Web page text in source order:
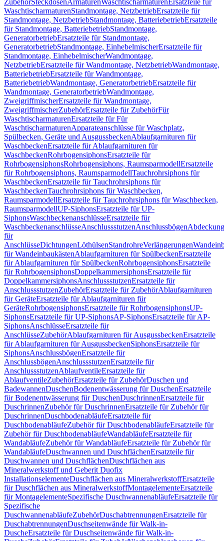
ZubehörSteckdosenArmaturenWaschtischarmaturen Ersatzteile für
WaschtischarmaturenStandmontage, NetzbetriebErsatzteile für
Standmontage, NetzbetriebStandmontage, BatteriebetriebErsatzteile
für Standmontage, BatteriebetriebStandmontage,
GeneratorbetriebErsatzteile für Standmontage,
GeneratorbetriebStandmontage, EinhebelmischerErsatzteile für
Standmontage, EinhebelmischerWandmontage,
NetzbetriebErsatzteile für Wandmontage, NetzbetriebWandmontage,
BatteriebetriebErsatzteile für Wandmontage,
BatteriebetriebWandmontage, GeneratorbetriebErsatzteile für
Wandmontage, GeneratorbetriebWandmontage,
ZweigriffmischerErsatzteile für Wandmontage,
ZweigriffmischerZubehörErsatzteile für ZubehörFür
WaschtischarmaturenErsatzteile für Für
WaschtischarmaturenApparateanschlüsse für Waschplatz,
Spülbecken, Geräte und AusgussbeckenAblaufgarnituren für
WaschbeckenErsatzteile für Ablaufgarnituren für
WaschbeckenRohrbogensiphonsErsatzteile für
RohrbogensiphonsRohrbogensiphons, RaumsparmodellErsatzteile
für Rohrbogensiphons, RaumsparmodellTauchrohrsiphons für
WaschbeckenErsatzteile für Tauchrohrsiphons für
WaschbeckenTauchrohrsiphons für Waschbecken,
RaumsparmodellErsatzteile für Tauchrohrsiphons für Waschbecken,
RaumsparmodellUP-SiphonsErsatzteile für UP-
SiphonsWaschbeckenanschlüsseErsatzteile für
WaschbeckenanschlüsseAnschlussstutzenAnschlussbögen
für
AnschlüsseDichtungenLöthülsenStandrohreVerlängerungen
für WandeinbaukästenAblaufgarnituren für SpülbeckenErsatzteile
für Ablaufgarnituren für SpülbeckenRohrbogensiphonsErsatzteile
für RohrbogensiphonsDoppelkammersiphonsErsatzteile für
DoppelkammersiphonsAnschlussstutzenErsatzteile für
AnschlussstutzenZubehörErsatzteile für ZubehörAblaufgarnituren
für GeräteErsatzteile für Ablaufgarnituren für
GeräteRohrbogensiphonsErsatzteile für RohrbogensiphonsUP-
SiphonsErsatzteile für UP-SiphonsAP-SiphonsErsatzteile für AP-
SiphonsAnschlüsseErsatzteile für
AnschlüsseZubehörAblaufgarnituren für AusgussbeckenErsatzteile
für Ablaufgarnituren für AusgussbeckenSiphonsErsatzteile für
SiphonsAnschlussbögenErsatzteile für
AnschlussbögenAnschlussstutzenErsatzteile für
AnschlussstutzenAblaufventileErsatzteile für
AblaufventileZubehörErsatzteile für ZubehörDuschen und
BadewannenDuschenBodenentwässerung für DuschenErsatzteile
für Bodenentwässerung für DuschenDuschrinnenErsatzteile für
DuschrinnenZubehör für DuschrinnenErsatzteile für Zubehör für
DuschrinnenDuschbodenabläufeErsatzteile für
DuschbodenabläufeZubehör für DuschbodenabläufeErsatzteile für
Zubehör für DuschbodenabläufeWandabläufeErsatzteile für
WandabläufeZubehör für WandabläufeErsatzteile für Zubehör für
WandabläufeDuschwannen und DuschflächenErsatzteile für
Duschwannen und DuschflächenDuschflächen aus
Mineralwerkstoff und Geberit Duofix
InstallationselementeDuschflächen aus MineralwerkstoffErsatzteile
für Duschflächen aus MineralwerkstoffMontagelementeErsatzteile
für MontagelementeSpezifische DuschwannenabläufeErsatzteile für
Spezifische
DuschwannenabläufeZubehörDuschabtrennungenErsatzteile für
DuschabtrennungenDuschseitenwände für Walk-in-
DuscheErsatzteile für Duschseitenwände für Walk-in-